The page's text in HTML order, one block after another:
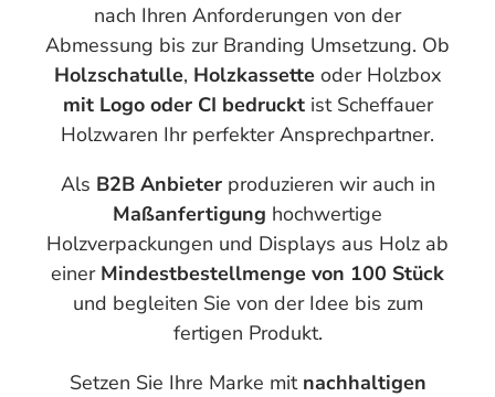
nach Ihren Anforderungen von der
Abmessung bis zur Branding Umsetzung. Ob
Holzschatulle, Holzkassette oder Holzbox
mit Logo oder CI bedrucktist Scheffauer
Holzwaren Ihr perfekter Ansprechpartner.
Als B2B Anbieterproduzieren wir auch in
Maßanfertigung hochwertige
Holzverpackungen und Displays aus Holz ab
einer Mindestbestellmenge von 100 Stück
und begleiten Sie von der Idee bis zum
fertigen Produkt.
Setzen Sie Ihre Marke mit nachhaltigen